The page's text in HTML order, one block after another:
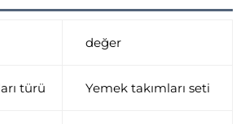
değer
türü Yemek takımları seti